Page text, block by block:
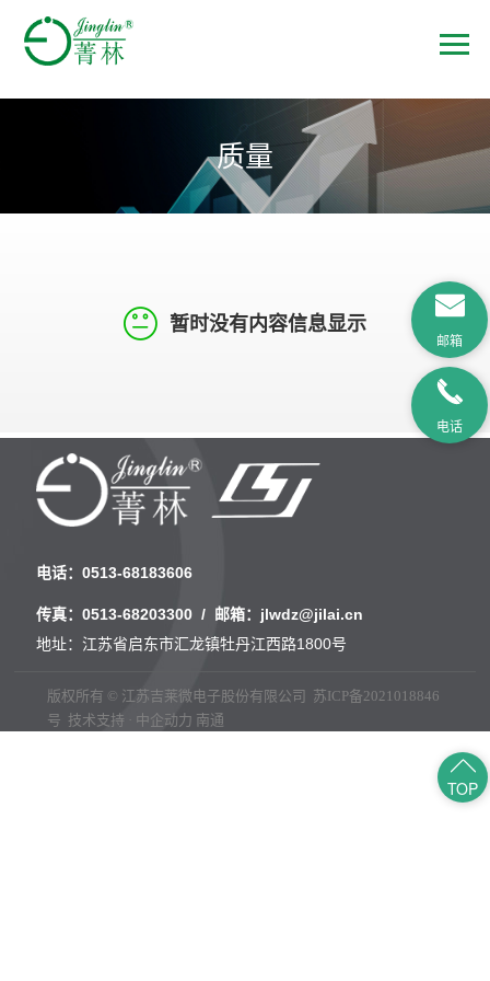
质量
暂时没有内容信息显示
电话：0513-68183606
传真：0513-68203300 / 邮箱： jlwdz@jilai.cn
地址：江苏省启东市汇龙镇牡丹江西路1800号
邮箱
电话
TOP
版权所有 © 江苏吉莱微电子股份有限公司 苏ICP备2021018846
号 技术支持 · 中企动力 南通